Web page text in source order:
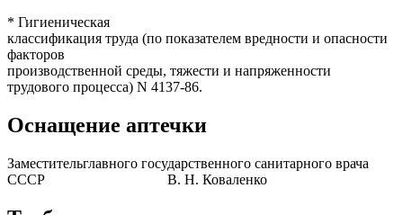
* Гигиеническая
классификация труда (по показателем вредности и опасности
факторов
производственной среды, тяжести и напряженности
трудового процесса) N 4137-86.
Оснащение аптечки
Заместительглавного государственного санитарного врача
СССР В. Н. Коваленко